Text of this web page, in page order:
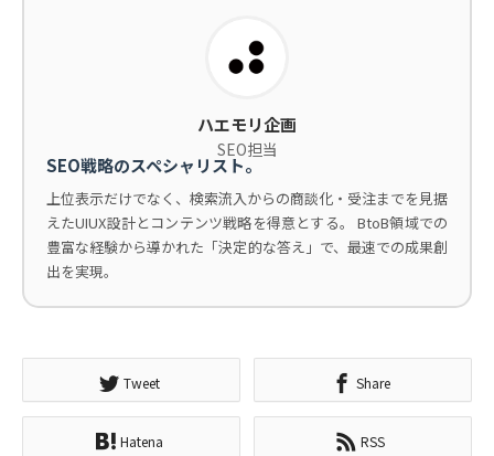
ハエモリ企画
SEO担当
SEO戦略のスペシャリスト。
上位表示だけでなく、検索流入からの商談化・受注までを見据
えたUIUX設計とコンテンツ戦略を得意とする。 BtoB領域での
豊富な経験から導かれた「決定的な答え」で、最速での成果創
出を実現。
Tweet Share
Hatena RSS